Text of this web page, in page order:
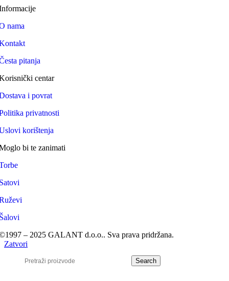
nama
pitanja
centar
i povrat
privatnosti
korištenja
bi te zanimati
– 2025 GALANT d.o.o.. Sva prava pridržana.
Zatvori
Search